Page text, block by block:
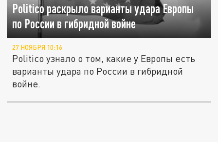
Politico раскрыло варианты удара Европы
по России в гибридной войне
27 НОЯБРЯ 10:16
Politico узнало о том, какие у Европы есть
варианты удара по России в гибридной
войне.